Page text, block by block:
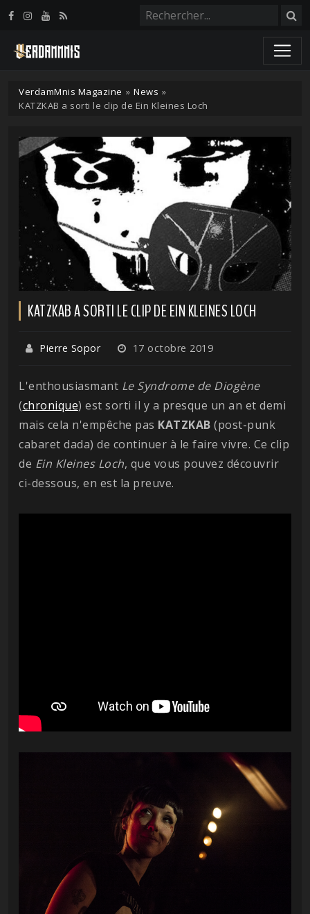
VerdamMnis Magazine » News »
KATZKAB a sorti le clip de Ein Kleines Loch
KATZKAB A SORTI LE CLIP DE EIN KLEINES LOCH
Pierre Sopor 17 octobre 2019
L'enthousiasmant Le Syndrome de Diogène
(chronique) est sorti il y a presque un an et demi
mais cela n'empêche pas KATZKAB (post-punk
cabaret dada) de continuer à le faire vivre. Ce clip
de Ein Kleines Loch, que vous pouvez découvrir
ci-dessous, en est la preuve.
Panneau de gestion des cookies